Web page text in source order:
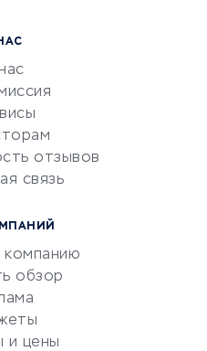
отзывов
связь
компанию
обзор
и цены